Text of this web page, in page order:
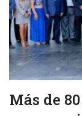
Más de